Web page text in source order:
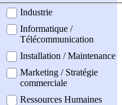
Industrie
Informatique /
Télécommunication
Installation / Maintenance
Marketing / Stratégie
commerciale
Ressources Humaines